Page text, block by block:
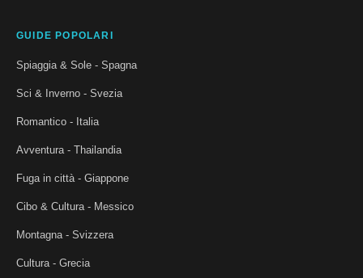
GUIDE POPOLARI
Spiaggia & Sole - Spagna
Sci & Inverno - Svezia
Romantico - Italia
Avventura - Thailandia
Fuga in città - Giappone
Cibo & Cultura - Messico
Montagna - Svizzera
Cultura - Grecia